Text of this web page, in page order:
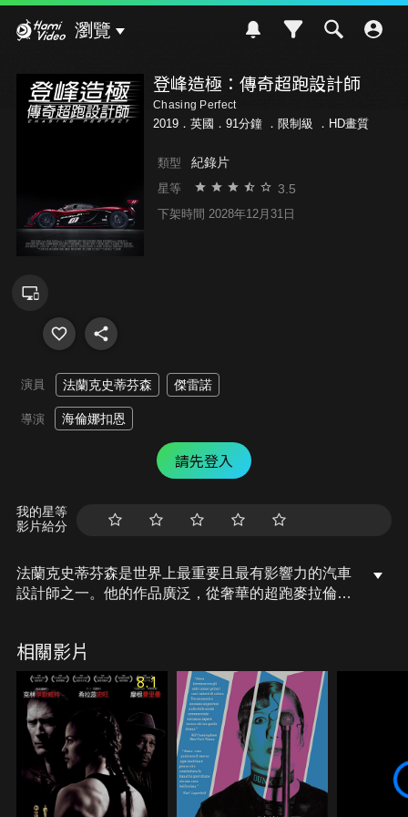
瀏覽
登峰造極：傳奇超跑設計師
Chasing Perfect
2019．英國．91分鐘 ． 限制級 ．HD畫質
類型 紀錄片
星等 3.5
下架時間 2028年12月31日
演員 法蘭克史蒂芬森 傑雷諾
導演 海倫娜扣恩
請先登入
我的星等
影片給分
法蘭克史蒂芬森是世界上最重要且最有影響力的汽車
設計師之一。他的作品廣泛，從奢華的超跑麥拉倫P1
述法蘭克追尋「完美的設計」的人生哲學。
相關影片
8.1